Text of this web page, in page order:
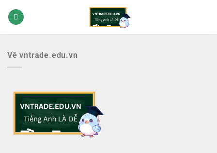
qua
Về vntrade.edu.vn